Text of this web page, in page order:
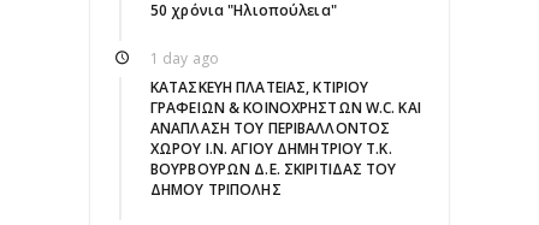
50 χρόνια "Ηλιοπούλεια"
1 day ago
ΚΑΤΑΣΚΕΥΗ ΠΛΑΤΕΙΑΣ, ΚΤΙΡΙΟΥ
ΓΡΑΦΕΙΩΝ & ΚΟΙΝΟΧΡΗΣΤΩΝ W.C. ΚΑΙ
ΑΝΑΠΛΑΣΗ ΤΟΥ ΠΕΡΙΒΑΛΛΟΝΤΟΣ
ΧΩΡΟΥ Ι.Ν. ΑΓΙΟΥ ΔΗΜΗΤΡΙΟΥ Τ.Κ.
ΒΟΥΡΒΟΥΡΩΝ Δ.Ε. ΣΚΙΡΙΤΙΔΑΣ ΤΟΥ
ΔΗΜΟΥ ΤΡΙΠΟΛΗΣ